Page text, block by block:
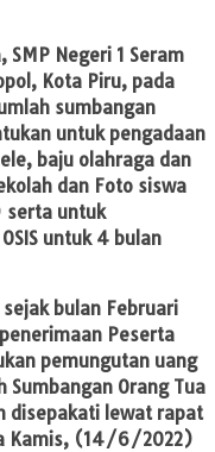
Negeri 1 Seram
Kota Piru, pada
sumbangan
untuk pengadaan
baju olahraga dan
dan Foto siswa
serta untuk
untuk 4 bulan
bulan Februari
Peserta
pemungutan uang
Orang Tua
disepakati lewat rapat
Kamis, (14/6/2022)